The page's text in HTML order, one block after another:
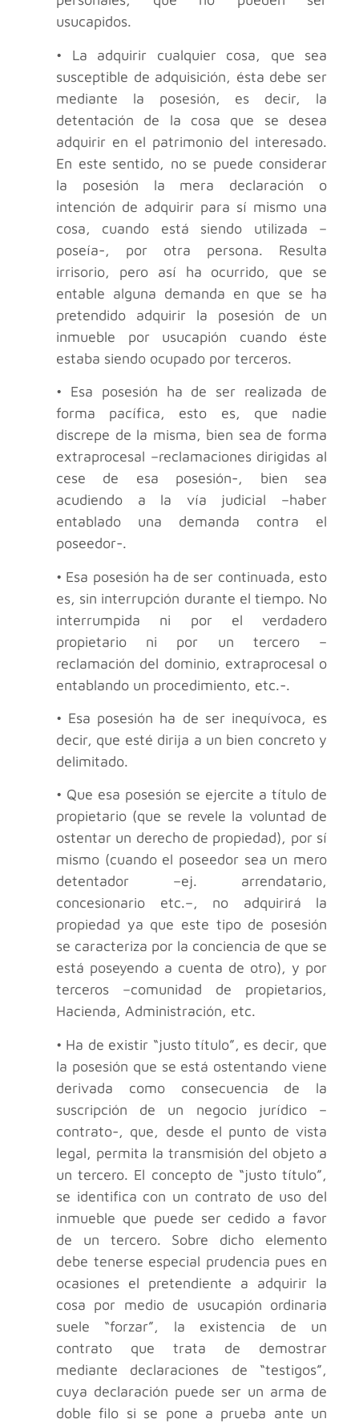
usucapidos.
• La adquirir cualquier cosa, que sea
susceptible de adquisición, ésta debe ser
mediante la posesión, es decir, la
detentación de la cosa que se desea
adquirir en el patrimonio del interesado.
En este sentido, no se puede considerar
la posesión la mera declaración o
intención de adquirir para sí mismo una
cosa, cuando está siendo utilizada –
poseía-, por otra persona. Resulta
irrisorio, pero así ha ocurrido, que se
entable alguna demanda en que se ha
pretendido adquirir la posesión de un
inmueble por usucapión cuando éste
estaba siendo ocupado por terceros.
• Esa posesión ha de ser realizada de
forma pacífica, esto es, que nadie
discrepe de la misma, bien sea de forma
extraprocesal –reclamaciones dirigidas al
cese de esa posesión-, bien sea
acudiendo a la vía judicial –haber
entablado una demanda contra el
poseedor-.
• Esa posesión ha de ser continuada, esto
es, sin interrupción durante el tiempo. No
interrumpida ni por el verdadero
propietario ni por un tercero –
reclamación del dominio, extraprocesal o
entablando un procedimiento, etc.-.
• Esa posesión ha de ser inequívoca, es
decir, que esté dirija a un bien concreto y
delimitado.
• Que esa posesión se ejercite a título de
propietario (que se revele la voluntad de
ostentar un derecho de propiedad), por sí
mismo (cuando el poseedor sea un mero
detentador –ej. arrendatario,
concesionario etc.–, no adquirirá la
propiedad ya que este tipo de posesión
se caracteriza por la conciencia de que se
está poseyendo a cuenta de otro), y por
terceros –comunidad de propietarios,
Hacienda, Administración, etc.
• Ha de existir “justo título”, es decir, que
la posesión que se está ostentando viene
derivada como consecuencia de la
suscripción de un negocio jurídico –
contrato-, que, desde el punto de vista
legal, permita la transmisión del objeto a
un tercero. El concepto de “justo título”,
se identifica con un contrato de uso del
inmueble que puede ser cedido a favor
de un tercero. Sobre dicho elemento
debe tenerse especial prudencia pues en
ocasiones el pretendiente a adquirir la
cosa por medio de usucapión ordinaria
suele “forzar”, la existencia de un
contrato que trata de demostrar
mediante declaraciones de “testigos”,
cuya declaración puede ser un arma de
doble filo si se pone a prueba ante un